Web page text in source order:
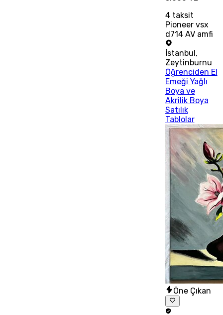
4taksit
Pioneer vsx
d714 AV amfi
İstanbul,
Zeytinburnu
Öğrenciden El
Emeği Yağlı
Boya ve
Akrilik Boya
Satılık
Tablolar
Öne Çıkan